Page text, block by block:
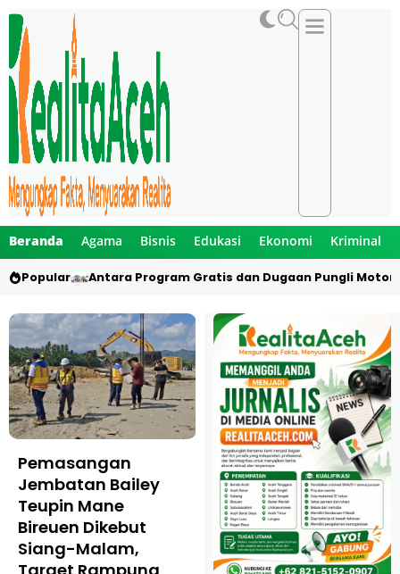
Beranda Agama Bisnis Edukasi Ekonomi Kriminal
Popular Antara Program Gratis dan Dugaan Pungli Motor
Pemasangan
Jembatan Bailey
Teupin Mane
Bireuen Dikebut
Siang-Malam,